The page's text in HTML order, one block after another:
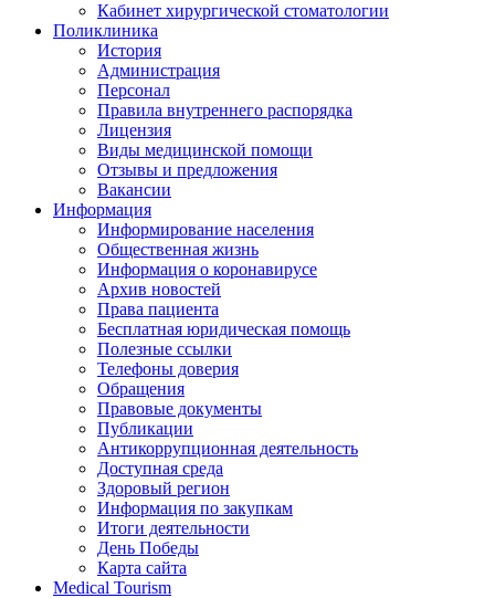
Кабинет хирургической стоматологии
Поликлиника
История
Администрация
Персонал
Правила внутреннего распорядка
Лицензия
Виды медицинской помощи
Отзывы и предложения
Вакансии
Информация
Информирование населения
Общественная жизнь
Информация о коронавирусе
Архив новостей
Права пациента
Бесплатная юридическая помощь
Полезные ссылки
Телефоны доверия
Обращения
Правовые документы
Публикации
Антикоррупционная деятельность
Доступная среда
Здоровый регион
Информация по закупкам
Итоги деятельности
День Победы
Карта сайта
Medical Tourism